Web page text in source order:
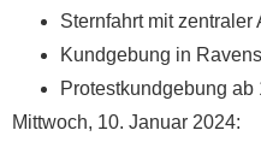
Sternfahrt mit
Kundgebung in
Protestkundgebung
Mittwoch, 10. Januar 2024: